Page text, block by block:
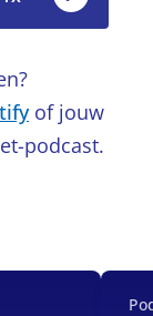
of jouw
podcast.